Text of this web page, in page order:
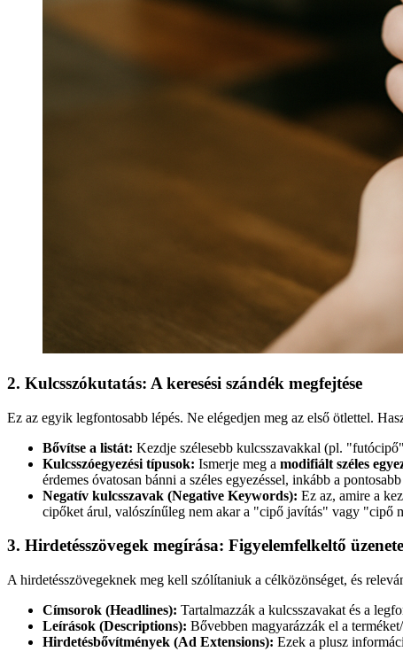
2. Kulcsszókutatás: A keresési szándék megfejtése
Ez az egyik legfontosabb lépés. Ne elégedjen meg az első ötlettel.
Bővítse a listát: Kezdje szélesebb kulcsszavakkal (pl.
Kulcsszóegyezési típusok: Ismerje meg a modifiált széles
érdemes óvatosan bánni a széles egyezéssel, inkább a
Negatív kulcsszavak (Negative Keywords): Ez az, amire a
cipőket árul, valószínűleg nem akar a "cipő javítás" vagy "cipő
3. Hirdetésszövegek megírása: Figyelemfelkeltő
A hirdetésszövegeknek meg kell szólítaniuk a célközönséget, és
Címsorok (Headlines): Tartalmazzák a kulcsszavakat és a
Leírások (Descriptions): Bővebben magyarázzák el a
Hirdetésbővítmények (Ad Extensions): Ezek a plusz